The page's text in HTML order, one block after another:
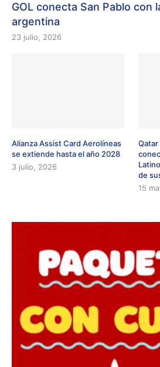
GOL conecta San Pablo con
argentina
23 julio, 2026
Alianza Assist Card Aerolíneas
se extiende hasta el año 2028
3 julio, 2026
de
15